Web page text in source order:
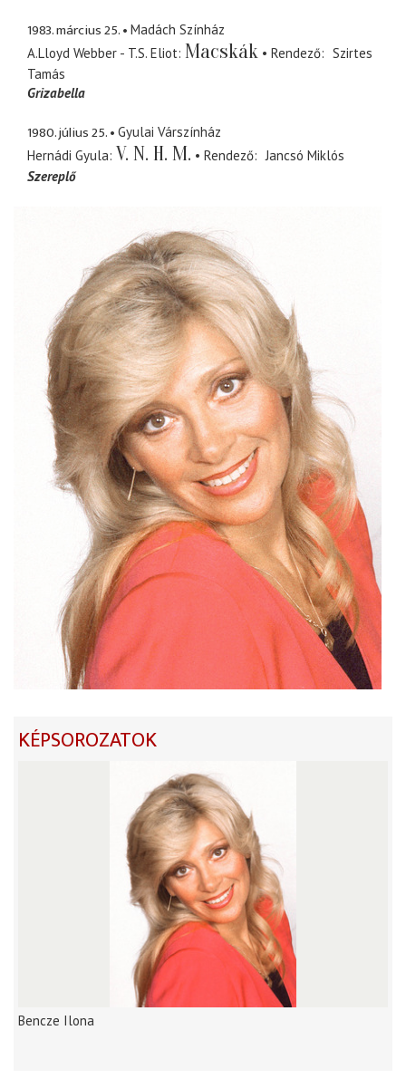
1983. március 25.
Madách Színház
A.Lloyd Webber - T.S. Eliot Macskák Rendező
Szirtes
Tamás
Grizabella
1980. július 25.
Gyulai Várszínház
Hernádi Gyula V. N. H. M. Rendező
Jancsó Miklós
Szereplő
KÉPSOROZATOK
Bencze Ilona